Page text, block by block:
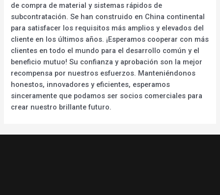
de compra de material y sistemas rápidos de
subcontratación. Se han construido en China continental
para satisfacer los requisitos más amplios y elevados del
cliente en los últimos años. ¡Esperamos cooperar con más
clientes en todo el mundo para el desarrollo común y el
beneficio mutuo! Su confianza y aprobación son la mejor
recompensa por nuestros esfuerzos. Manteniéndonos
honestos, innovadores y eficientes, esperamos
sinceramente que podamos ser socios comerciales para
crear nuestro brillante futuro.